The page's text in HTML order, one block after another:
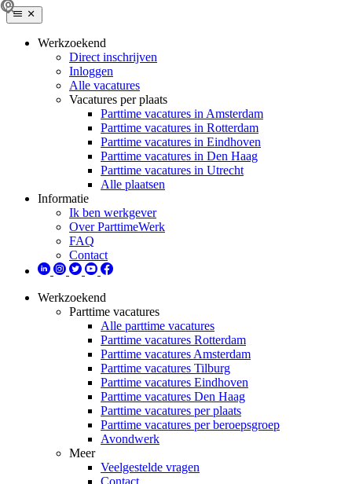
Werkzoekend
Direct inschrijven
Inloggen
Alle vacatures
Vacatures per plaats
Parttime vacatures in Amsterdam
Parttime vacatures in Rotterdam
Parttime vacatures in Eindhoven
Parttime vacatures in Den Haag
Parttime vacatures in Utrecht
Alle plaatsen
Informatie
Ik ben werkgever
Over ParttimeWerk
FAQ
Contact
Werkzoekend
Parttime vacatures
Alle parttime vacatures
Parttime vacatures Rotterdam
Parttime vacatures Amsterdam
Parttime vacatures Tilburg
Parttime vacatures Eindhoven
Parttime vacatures Den Haag
Parttime vacatures per plaats
Parttime vacatures per beroepsgroep
Avondwerk
Meer
Veelgestelde vragen
Contact